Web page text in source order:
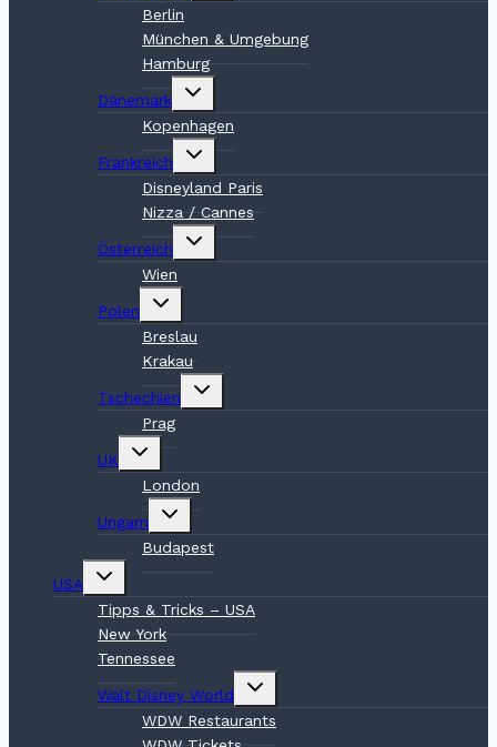
Berlin
München & Umgebung
Hamburg
Dänemark
Untermenü
Kopenhagen
Frankreich
Untermenü
Disneyland Paris
Nizza / Cannes
Österreich
Untermenü
Wien
Polen
Untermenü
Breslau
Krakau
Tschechien
Untermenü
Prag
UK
Untermenü
London
Ungarn
Untermenü
Budapest
USA
Untermenü
Tipps & Tricks – USA
New York
Tennessee
Walt Disney World
Untermenü
WDW Restaurants